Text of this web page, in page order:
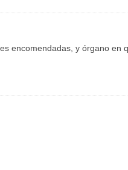
encomendadas, y órgano en